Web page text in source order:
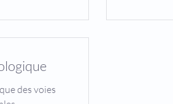
des voies